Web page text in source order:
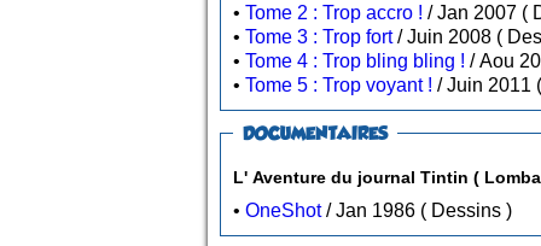
• Tome 2 : Trop accro !
/
• Tome 3 : Trop fort
/
• Tome 4 : Trop bling bling !
• Tome 5 : Trop voyant !
DOCUMENTAIRES
L' Aventure du journal
• OneShot / Jan 1986 ( Dessins )